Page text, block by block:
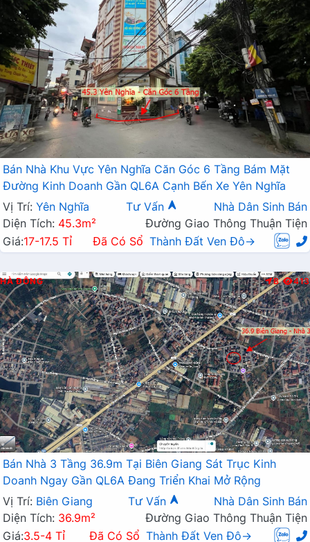
Bán Nhà Khu Vực Yên Nghĩa Căn Góc 6 Tầng Bám Mặt
Đường Kinh Doanh Gần QL6A Cạnh Bến Xe Yên Nghĩa
Vị Trí: Yên Nghĩa Tư Vấn
Nhà Dân Sinh Bán
Diện Tích: 45.3m²
Đường Giao Thông Thuận Tiện
Giá:17-17.5 Tỉ Đã Có Sổ Thành Đất Ven Đô→
HÀ ĐÔNG B 413
Bán Nhà 3 Tầng 36.9m Tại Biên Giang Sát Trục Kinh
Doanh Ngay Gần QL6A Đang Triển Khai Mở Rộng
Vị Trí: Biên Giang Tư Vấn
Nhà Dân Sinh Bán
Diện Tích: 36.9m²
Đường Giao Thông Thuận Tiện
Giá:3.5-4 Tỉ Đã Có Sổ Thành Đất Ven Đô→